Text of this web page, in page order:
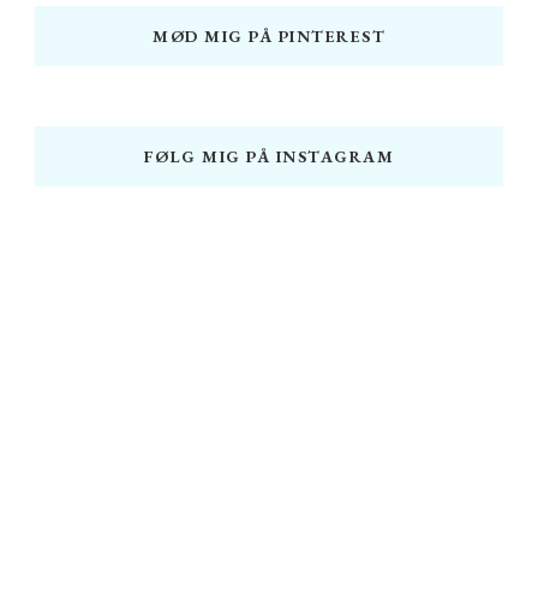
MØD MIG PÅ PINTEREST
FØLG MIG PÅ INSTAGRAM